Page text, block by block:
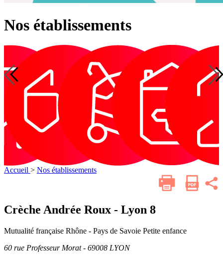
Nos établissements
Audition Dentaire
Optique
Optique
Petite
enfance
Petite
enfance
Services
soins
infirmiers
à
domicile
Audition
Accueil > Nos établissements
Imprimer
cette
sur
Crèche Andrée Roux - Lyon 8
Mutualité française Rhône - Pays de Savoie Petite enfance
60 rue Professeur Morat - 69008 LYON